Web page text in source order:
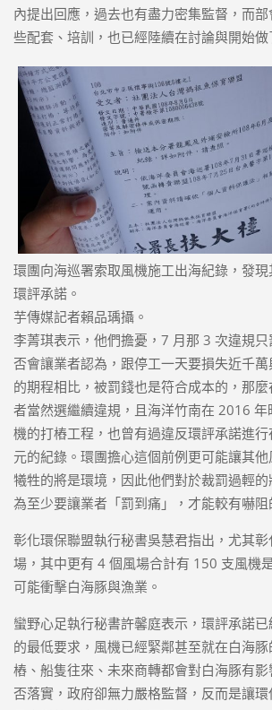
內提出回應，過去也有盡力密集監督，而
些配套、培訓，也已經陸續在討論與開始做
環團向海巡署索取風機施工出海紀錄，發
環評承諾。
芋傳媒記者賴品瑀攝。
李菁琪表示，他們擔憂，7 月那 3 次違規
否會讓業者認為，跟停工一天要損失近千
的期程相比，被罰錢也是符合成本的，那
者當然選繼續違規，且海洋竹南在 2016 年
機的打樁工程，也曾有過違反環評承諾進
元的紀錄。環團擔心這個前例更可能讓其
犧牲的將是環境，因此他們對於裁罰過輕
為至少要讓業者「罰到痛」，才能較有嚇阻
彰化環保聯盟執行秘書吳慧君指出，尤其
場，其中更有 4 個風場合計有 150 支風機
可能衝擊白海豚與漁業。
蠻野心足執行秘書許馨庭表示，環評承諾
的最低要求，風機已經緊鄰甚至就在白海
樁、船隻往來、未來商轉都會對白海豚有
否落實，政府卻無力嚴格監督，反而是讓